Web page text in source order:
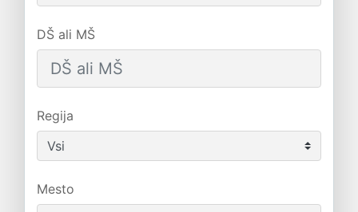
DŠ ali MŠ
Regija
Mesto